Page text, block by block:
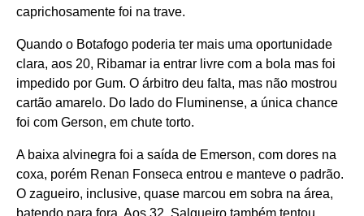
caprichosamente foi na trave.
Quando o Botafogo poderia ter mais uma oportunidade
clara, aos 20, Ribamar ia entrar livre com a bola mas foi
impedido por Gum. O árbitro deu falta, mas não mostrou
cartão amarelo. Do lado do Fluminense, a única chance
foi com Gerson, em chute torto.
A baixa alvinegra foi a saída de Emerson, com dores na
coxa, porém Renan Fonseca entrou e manteve o padrão.
O zagueiro, inclusive, quase marcou em sobra na área,
batendo para fora. Aos 32, Salgueiro também tentou,